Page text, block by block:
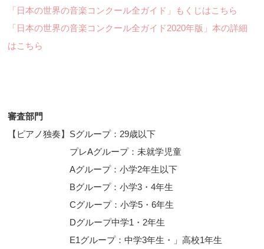
「日本の世界の音楽コンクール全ガイド」もくじはこちら
「日本の世界の音楽コンクール全ガイド2020年版」本の詳細
はこちら
審査部門
【ピアノ独奏】Sグループ：29歳以下
プレAグループ：未就学児童
Aグループ：小学2年生以下
Bグループ：小学3・4年生
Cグループ：小学5・6年生
Dグループ中学1・2年生
E1グループ：中学3年生・」高校1年生